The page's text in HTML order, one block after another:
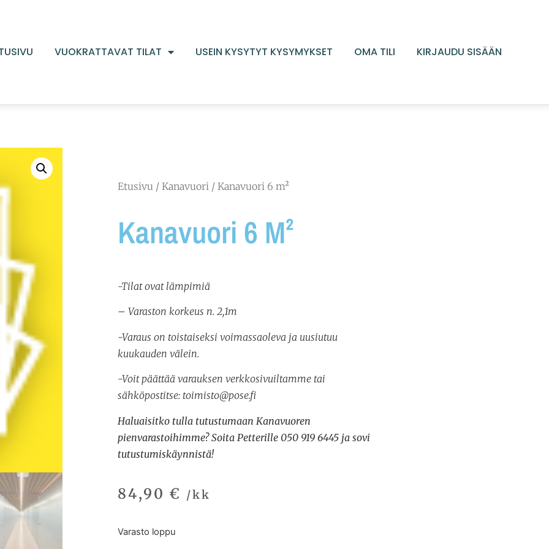
VUOKRATTAVAT TILAT USEIN KYSYTYT KYSYMYKSET OMA TILI KIRJAUDU SISÄÄN
Etusivu / Kanavuori / Kanavuori 6 m²
Kanavuori 6 M²
-Tilat ovat lämpimiä
– Varaston korkeus n. 2,1m
-Varaus on toistaiseksi voimassaoleva ja uusiutuu
kuukauden välein.
-Voit päättää varauksen verkkosivuiltamme tai
sähköpostitse: toimisto@pose.fi
Haluaisitko tulla tutustumaan Kanavuoren
pienvarastoihimme? Soita Petterille 050 919 6445 ja sovi
tutustumiskäynnistä!
84,90 € /kk
Varasto loppu